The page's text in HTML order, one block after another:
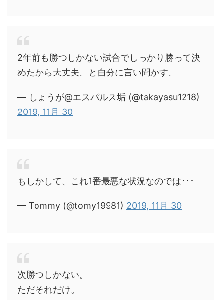
2年前も勝つしかない試合でしっかり勝って決
めたから大丈夫。と自分に言い聞かす。
— しょうが@エスパルス垢 (@takayasu1218)
2019, 11月 30
もしかして、これ1番最悪な状況なのでは･･･
— Tommy (@tomy19981) 2019, 11月 30
次勝つしかない。
ただそれだけ。